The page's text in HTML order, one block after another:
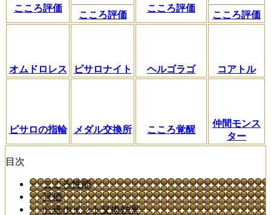
こころ評価
こころ評価
こころ評価
こころ評価
オムドロレス ピサロナイト ヘルゴラゴ コアトル
ピサロの指輪 メダル交換所 こころ覚醒
仲間モンス
ター
目次
こころ性能
評価
心珠ポイント交換効率